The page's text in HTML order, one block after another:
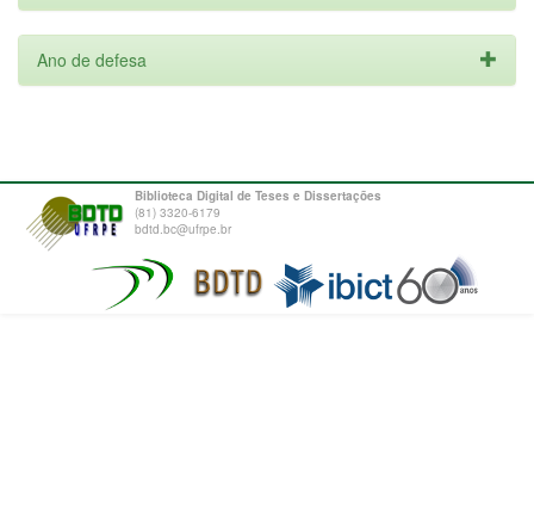
Ano de defesa
Biblioteca Digital de Teses e Dissertações
(81) 3320-6179
bdtd.bc@ufrpe.br